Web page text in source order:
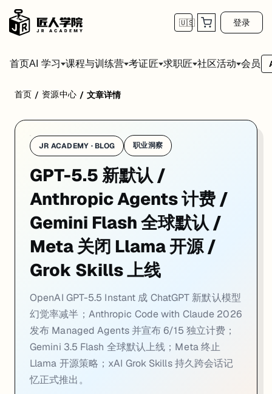
🇺🇸 登录
首页AI 学习 课程与训练营 考证匠 求职匠 社区活动 会员
1. GPT-5.5 Instant 成为 ChatGPT 新默认模型
首页 / 资源中心 / 文章详情
JR ACADEMY · BLOG 职业洞察
GPT-5.5 新默认 /
Anthropic Agents 计费 /
Gemini Flash 全球默认 /
Meta 关闭 Llama 开源 /
Grok Skills 上线
OpenAI GPT-5.5 Instant 成 ChatGPT 新默认模型
幻觉率减半；Anthropic Code with Claude 2026
发布 Managed Agents 并宣布 6/15 独立计费；
Gemini 3.5 Flash 全球默认上线；Meta 终止
Llama 开源策略；xAI Grok Skills 持久跨会话记
忆正式推出。